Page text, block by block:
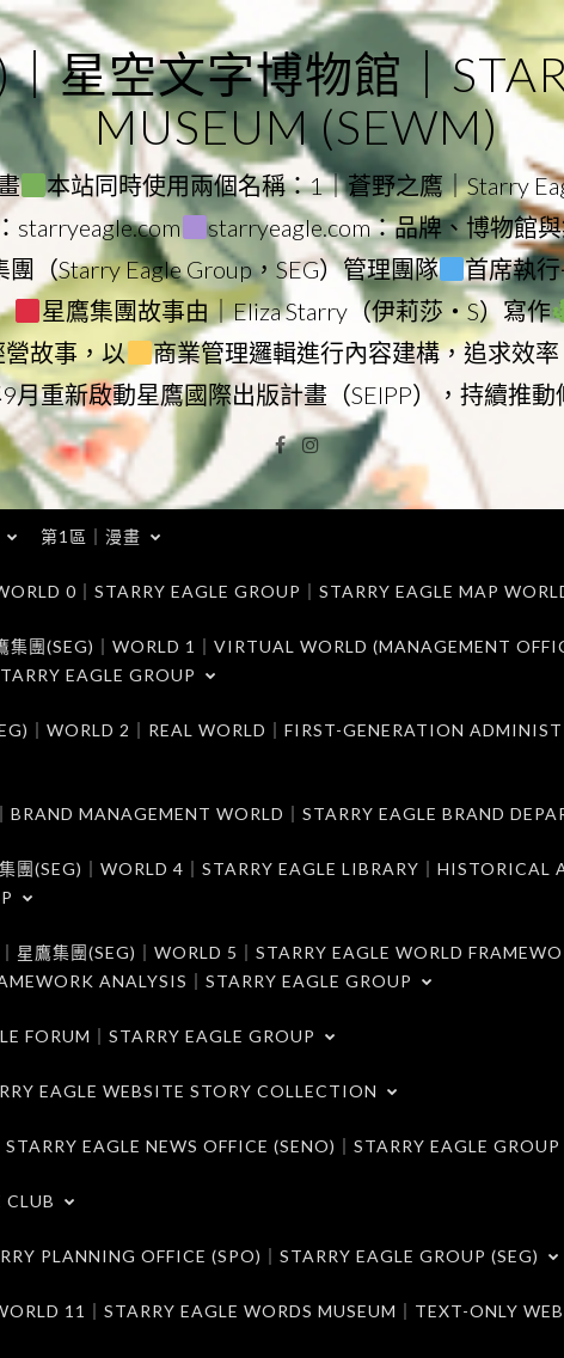
星空文字博物館｜
MUSEUM (SEWM)
本站同時使用兩個名稱：1｜蒼野之鷹｜Starry
starryeagle.com starryeagle.com：品牌、博物館
團（Starry Eagle Group，SEG）管理團隊 首席執
星鷹集團故事由｜Eliza Starry（伊莉莎・S）寫作
故事，以
商業管理邏輯進行內容建構，追求效
月重新啟動星鷹國際出版計畫（SEIPP），持續推
Facebook
Instagram
第1區｜漫畫
0｜STARRY EAGLE GROUP｜STARRY EAGLE MAP
團(SEG)｜WORLD 1｜VIRTUAL WORLD (MANAGEMENT
EAGLE GROUP
｜WORLD 2｜REAL WORLD｜FIRST-GENERATION
MANAGEMENT WORLD｜STARRY EAGLE BRAND
團(SEG)｜WORLD 4｜STARRY EAGLE LIBRARY｜HISTORICAL
星鷹集團(SEG)｜WORLD 5｜STARRY EAGLE WORLD
ANALYSIS｜STARRY EAGLE GROUP
FORUM｜STARRY EAGLE GROUP
EAGLE WEBSITE STORY COLLECTION
EAGLE NEWS OFFICE (SENO)｜STARRY EAGLE GROUP
CLUB
PLANNING OFFICE (SPO)｜STARRY EAGLE GROUP (SEG)
11｜STARRY EAGLE WORDS MUSEUM｜TEXT-ONLY